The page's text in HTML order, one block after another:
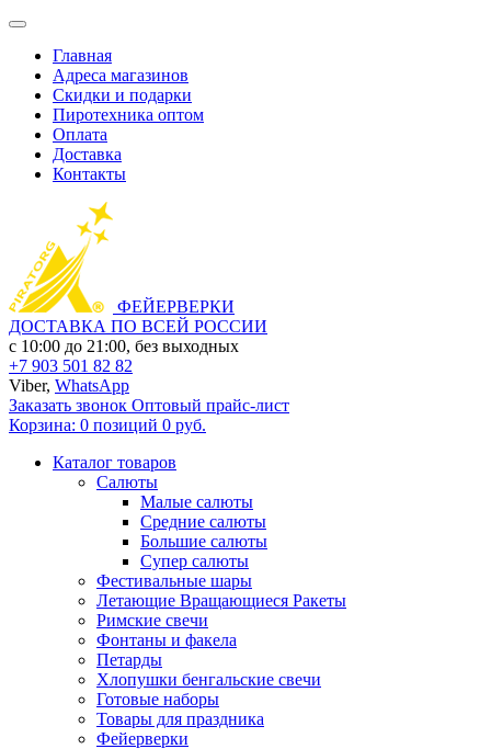
Главная
Адреса магазинов
Скидки и подарки
Пиротехника оптом
Оплата
Доставка
Контакты
ФЕЙЕРВЕРКИ
ДОСТАВКА ПО ВСЕЙ РОССИИ
с 10:00 до 21:00, без выходных
+7 903 501 82 82
Viber, WhatsApp
Заказать звонок Оптовый прайс-лист
Корзина: 0 позиций 0 руб.
Каталог товаров
Салюты
Малые салюты
Средние салюты
Большие салюты
Супер салюты
Фестивальные шары
Летающие Вращающиеся Ракеты
Римские свечи
Фонтаны и факела
Петарды
Хлопушки бенгальские свечи
Готовые наборы
Товары для праздника
Фейерверки